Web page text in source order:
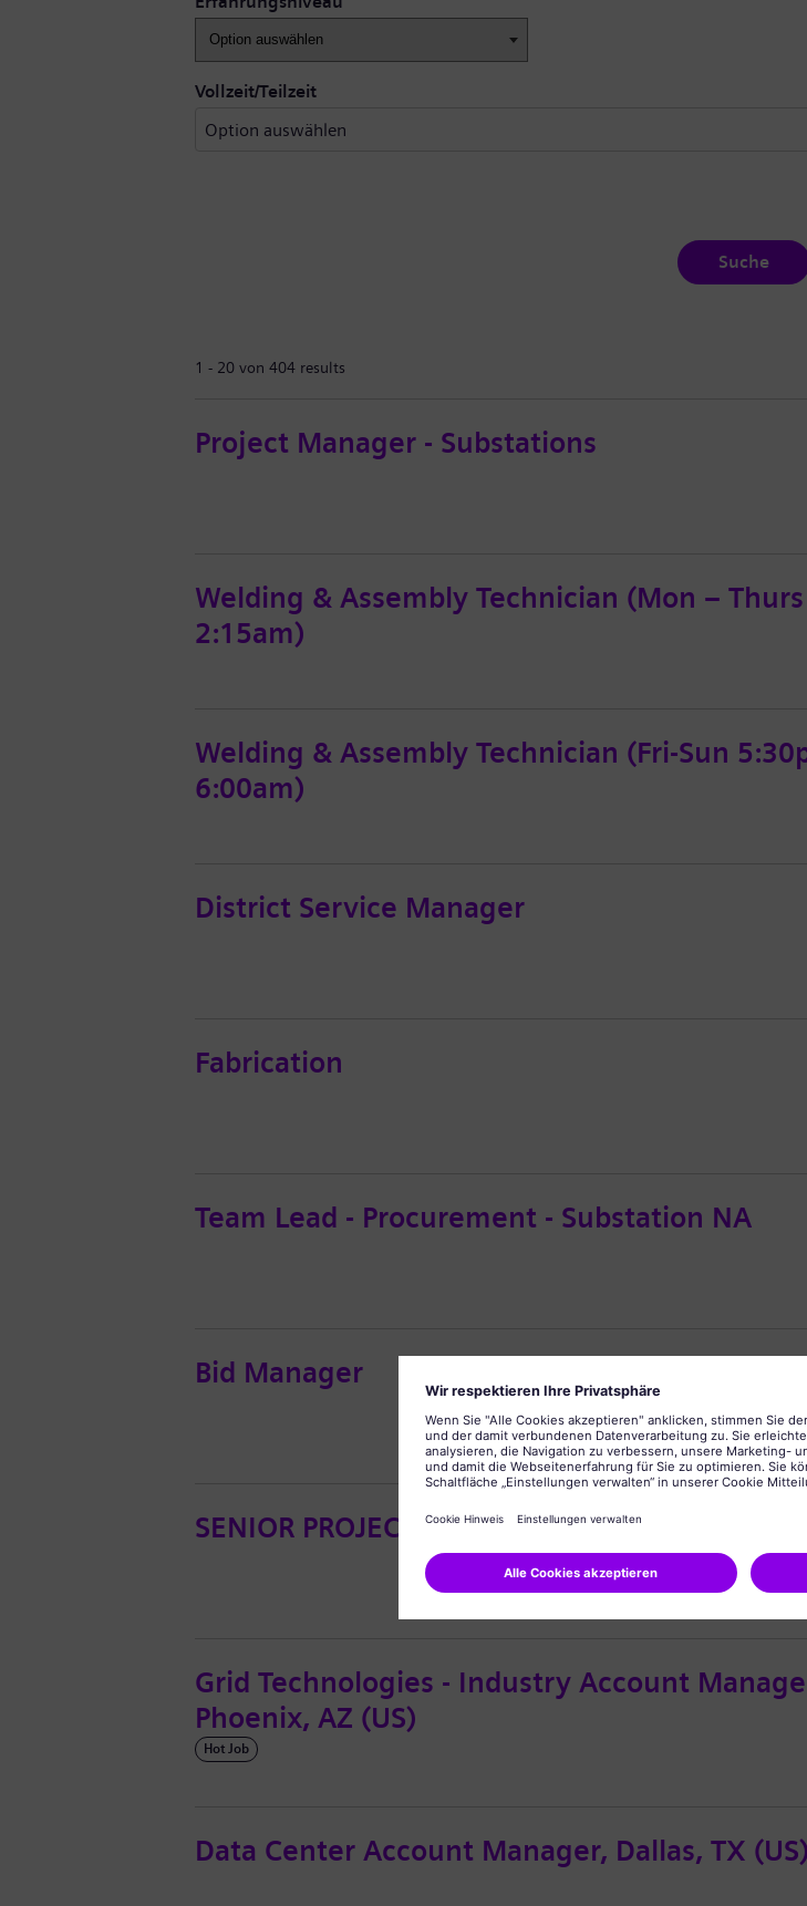
Vollzeit/Teilzeit
Suche
1 - 20 von 404 results
Project Manager - Substations
Welding & Assembly Technician (Mon –
2:15am)
Welding & Assembly Technician (Fri-Sun
6:00am)
District Service Manager
Fabrication
Team Lead - Procurement - Substation NA
Bid Manager
SENIOR PROJECT MANAGER (Orlando, FL)
Grid Technologies - Industry Account
Phoenix, AZ (US)
Hot Job
Data Center Account Manager, Dallas, TX (US)